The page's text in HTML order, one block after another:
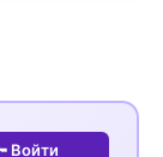
Войти